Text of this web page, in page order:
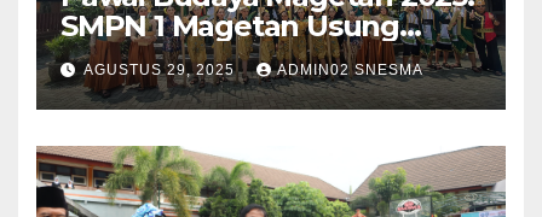
SMPN 1 Magetan Usung
Tema “Magetan Bambu
Kreatif Inovasi Heritage”
AGUSTUS 29, 2025 ADMIN02 SNESMA